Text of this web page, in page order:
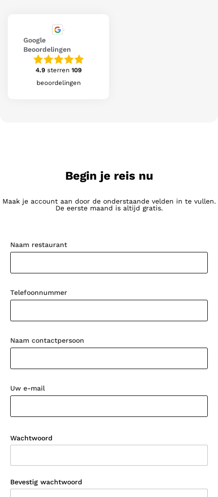
Google
Beoordelingen
4.9sterren 109
beoordelingen
Begin je reis nu
Maak je account aan door de onderstaande velden in te vullen.
De eerste maand is altijd gratis.
Naam restaurant
Telefoonnummer
Naam contactpersoon
Uw e-mail
Wachtwoord
Bevestig wachtwoord